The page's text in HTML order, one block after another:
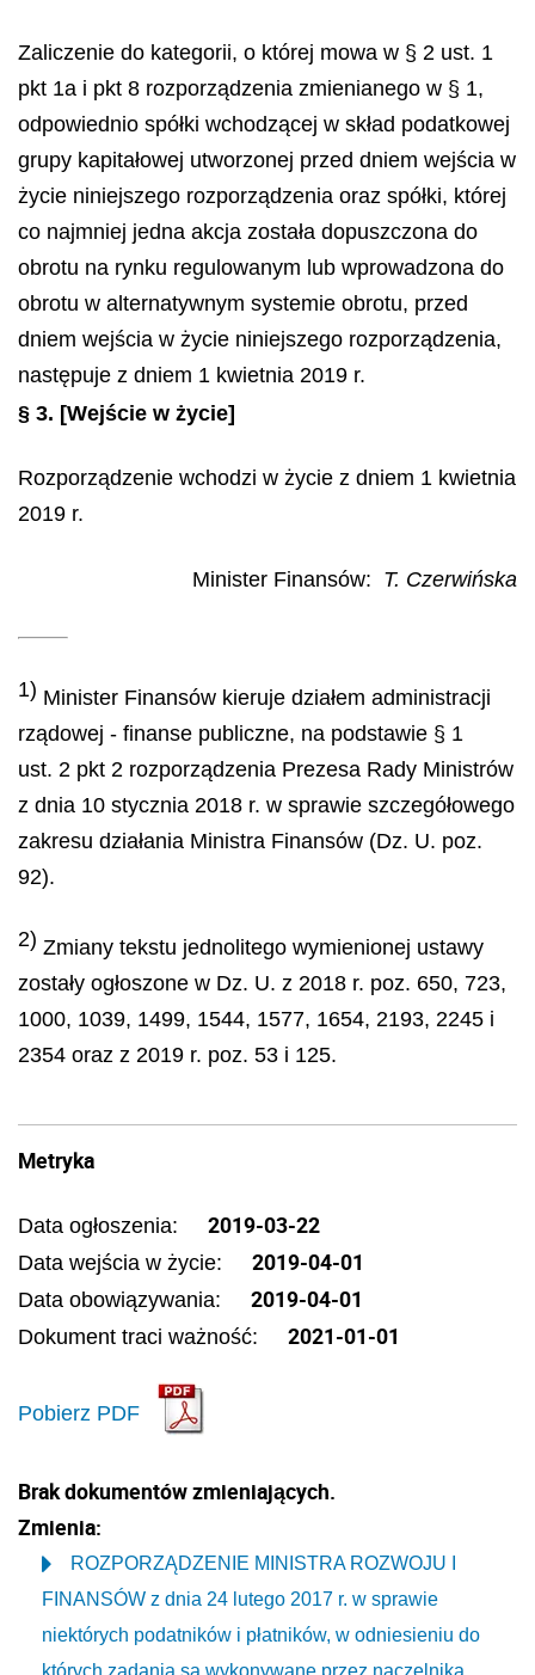
Zaliczenie do kategorii, o której mowa w § 2 ust. 1
pkt 1a i pkt 8 rozporządzenia zmienianego w § 1,
odpowiednio spółki wchodzącej w skład podatkowej
grupy kapitałowej utworzonej przed dniem wejścia w
życie niniejszego rozporządzenia oraz spółki, której
co najmniej jedna akcja została dopuszczona do
obrotu na rynku regulowanym lub wprowadzona do
obrotu w alternatywnym systemie obrotu, przed
dniem wejścia w życie niniejszego rozporządzenia,
następuje z dniem 1 kwietnia 2019 r.
§ 3. [Wejście w życie]
Rozporządzenie wchodzi w życie z dniem 1 kwietnia
2019 r.
Minister Finansów: T. Czerwińska
1) Minister Finansów kieruje działem administracji
rządowej - finanse publiczne, na podstawie § 1
ust. 2 pkt 2 rozporządzenia Prezesa Rady Ministrów
z dnia 10 stycznia 2018 r. w sprawie szczegółowego
zakresu działania Ministra Finansów (Dz. U. poz.
92).
2) Zmiany tekstu jednolitego wymienionej ustawy
zostały ogłoszone w Dz. U. z 2018 r. poz. 650, 723,
1000, 1039, 1499, 1544, 1577, 1654, 2193, 2245 i
2354 oraz z 2019 r. poz. 53 i 125.
Metryka
Data ogłoszenia: 2019-03-22
Data wejścia w życie: 2019-04-01
Data obowiązywania: 2019-04-01
Dokument traci ważność: 2021-01-01
Pobierz PDF
Brak dokumentów zmieniających.
Zmienia:
ROZPORZĄDZENIE MINISTRA ROZWOJU I
FINANSÓW z dnia 24 lutego 2017 r. w sprawie
niektórych podatników i płatników, w odniesieniu do
których zadania są wykonywane przez naczelnika